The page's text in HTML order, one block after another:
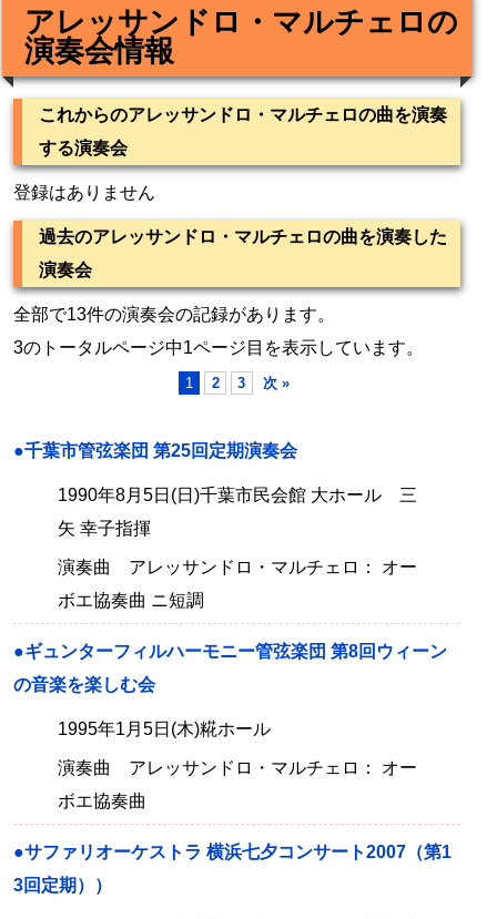
アレッサンドロ・マルチェロの
演奏会情報
これからのアレッサンドロ・マルチェロの曲を演奏
する演奏会
登録はありません
過去のアレッサンドロ・マルチェロの曲を演奏した
演奏会
全部で13件の演奏会の記録があります。
3のトータルページ中1ページ目を表示しています。
1 2 3 次 »
●千葉市管弦楽団 第25回定期演奏会
1990年8月5日(日)千葉市民会館 大ホール 三
矢 幸子指揮
演奏曲 アレッサンドロ・マルチェロ： オー
ボエ協奏曲 ニ短調
●ギュンターフィルハーモニー管弦楽団 第8回ウィーン
の音楽を楽しむ会
1995年1月5日(木)糀ホール
演奏曲 アレッサンドロ・マルチェロ： オー
ボエ協奏曲
●サファリオーケストラ 横浜七夕コンサート2007（第1
3回定期））